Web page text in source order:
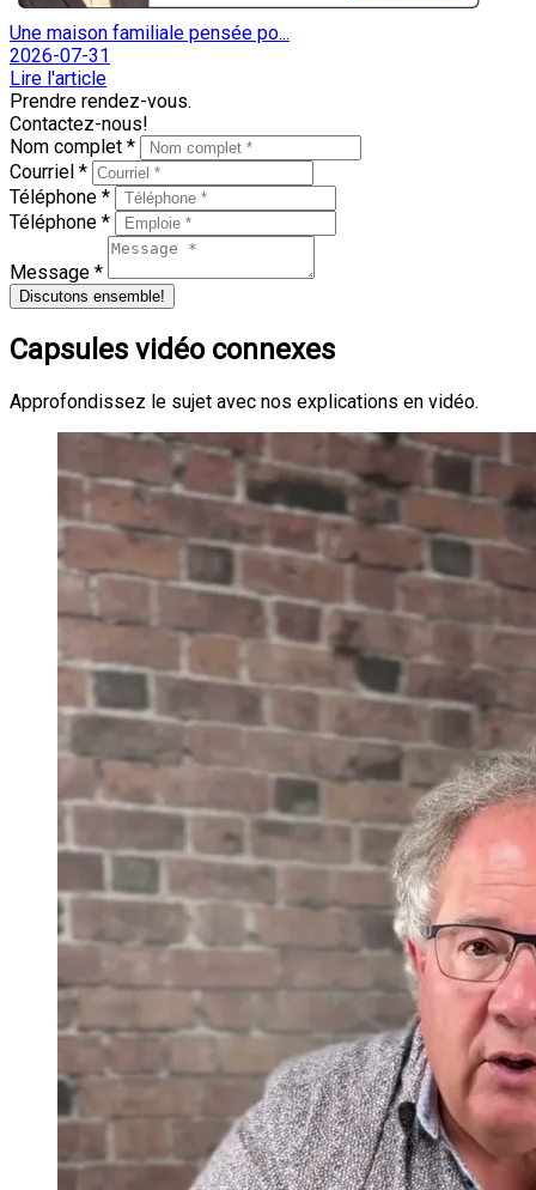
Une maison familiale pensée po...
2026-07-31
Lire l'article
Prendre rendez-vous.
Contactez-nous!
Nom complet *
Courriel *
Téléphone *
Téléphone *
Message *
Discutons ensemble!
Capsules vidéo connexes
Approfondissez le sujet avec nos explications en vidéo.